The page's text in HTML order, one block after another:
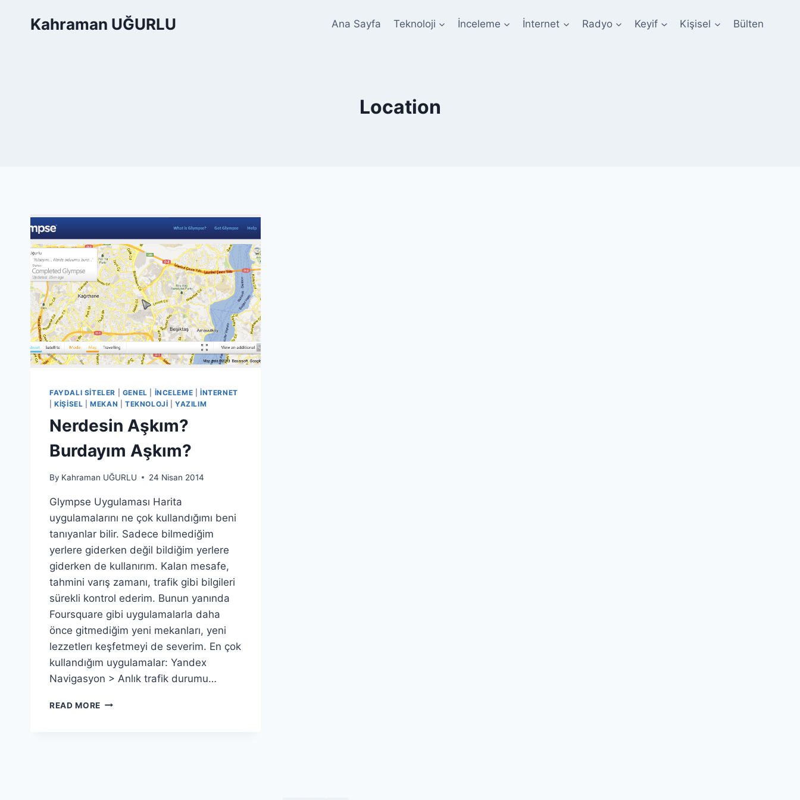
Kahraman UĞURLU Ana Sayfa Teknoloji İnceleme İnternet Radyo Keyif Kişisel Bülten
Location
FAYDALI SITELER GENEL İNCELEME |İNTERNET
|KIŞISEL |MEKAN TEKNOLOJI |YAZILIM
Nerdesin Aşkım?
Burdayım Aşkım?
By Kahraman UĞURLU 24 Nisan 2014
Glympse Uygulaması Harita
uygulamalarını ne çok kullandığımı beni
tanıyanlar bilir. Sadece bilmediğim
yerlere giderken değil bildiğim yerlere
giderken de kullanırım. Kalan mesafe,
tahmini varış zamanı, trafik gibi bilgileri
sürekli kontrol ederim. Bunun yanında
Foursquare gibi uygulamalarla daha
önce gitmediğim yeni mekanları, yeni
lezzetlerı keşfetmeyi de severim. En çok
kullandığım uygulamalar: Yandex
Navigasyon > Anlık trafik durumu…
READ MORE NERDESIN